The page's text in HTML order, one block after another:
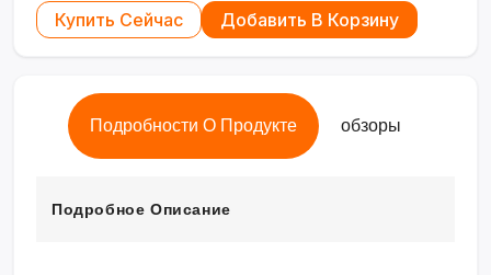
Купить Сейчас Добавить В Корзину
Подробности О Продукте обзоры
Подробное Описание